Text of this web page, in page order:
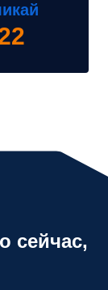
сейчас,